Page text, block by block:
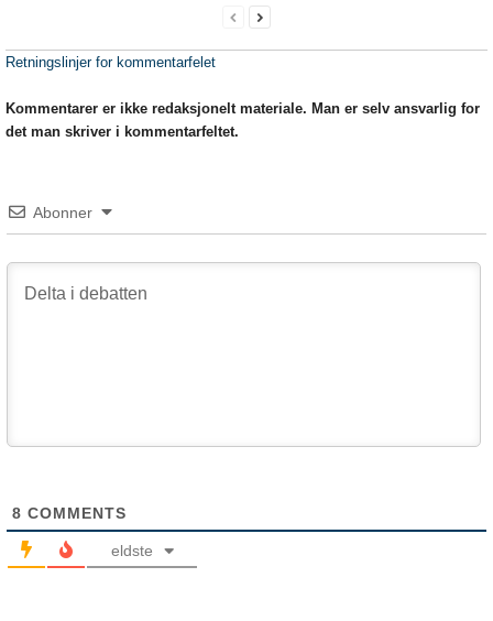
Retningslinjer for kommentarfelet
Kommentarer er ikke redaksjonelt materiale. Man er selv ansvarlig for
det man skriver i kommentarfeltet.
Abonner
8 COMMENTS
eldste